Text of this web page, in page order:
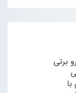
برتی